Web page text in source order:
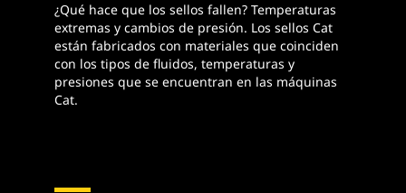
¿Qué hace que los sellos fallen? Temperaturas
extremas y cambios de presión. Los sellos Cat
están fabricados con materiales que coinciden
con los tipos de fluidos, temperaturas y
presiones que se encuentran en las máquinas
Cat.